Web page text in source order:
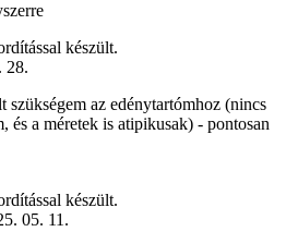
készült.
28.
szükségem az edénytartómhoz (nincs
és a méretek is atipikusak) - pontosan
készült.
05. 11.